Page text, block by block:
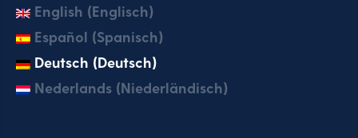
English (Englisch)
Español (Spanisch)
Deutsch (Deutsch)
Nederlands (Niederländisch)